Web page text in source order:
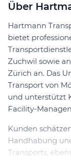
Über
Hartmann
bietet
Zuchwil sowie
Zürich an. Das
Transport von
und unterstützt
Facility-
Kunden
Handhabung
Transports,